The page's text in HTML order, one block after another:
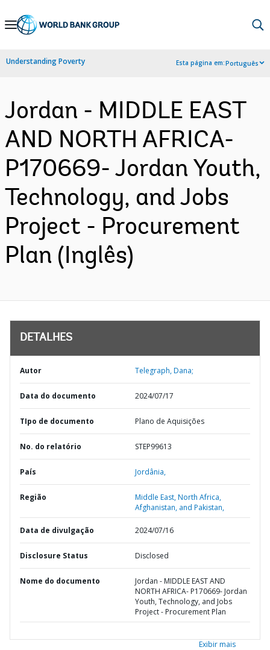
Skip
Navigation
Understanding Poverty Esta página em:Português
Jordan - MIDDLE EAST
AND NORTH AFRICA-
P170669- Jordan Youth,
Technology, and Jobs
Project - Procurement
Plan (Inglês)
DETALHES
Autor Telegraph, Dana;
Data do documento 2024/07/17
TIpo de documento Plano de Aquisições
No. do relatório STEP99613
País Jordânia,
Região
Middle East, North Africa,
Afghanistan, and Pakistan,
Data de divulgação 2024/07/16
Disclosure Status Disclosed
Nome do documento
Jordan - MIDDLE EAST AND
NORTH AFRICA- P170669- Jordan
Youth, Technology, and Jobs
Project - Procurement Plan
Exibir mais